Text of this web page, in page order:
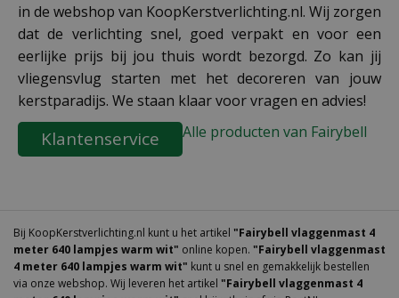
in de webshop van KoopKerstverlichting.nl. Wij zorgen
dat de verlichting snel, goed verpakt en voor een
eerlijke prijs bij jou thuis wordt bezorgd. Zo kan jij
vliegensvlug starten met het decoreren van jouw
kerstparadijs. We staan klaar voor vragen en advies!
Klantenservice Alle producten van Fairybell
Bij KoopKerstverlichting.nl kunt u het artikel "Fairybell vlaggenmast 4
meter 640 lampjes warm wit" online kopen. "Fairybell vlaggenmast
4 meter 640 lampjes warm wit" kunt u snel en gemakkelijk bestellen
via onze webshop. Wij leveren het artikel "Fairybell vlaggenmast 4